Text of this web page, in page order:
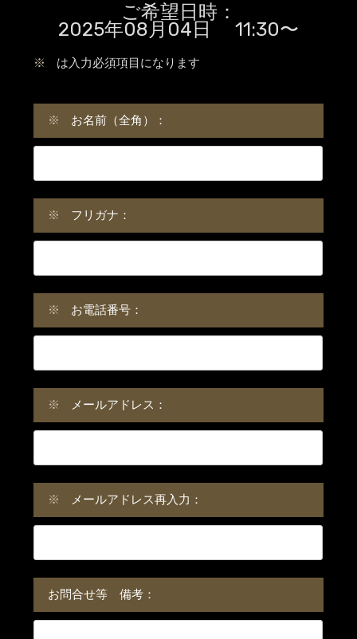
ご希望日時：
2025年08月04日 11:30〜
※ は入力必須項目になります
※ お名前（全角）：
※ フリガナ：
※ お電話番号：
※ メールアドレス：
※ メールアドレス再入力：
お問合せ等 備考：